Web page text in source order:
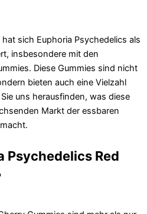
sich Euphoria Psychedelics als
insbesondere mit den
Diese Gummies sind nicht
bieten auch eine Vielzahl
uns herausfinden, was diese
Markt der essbaren
Psychedelics Red